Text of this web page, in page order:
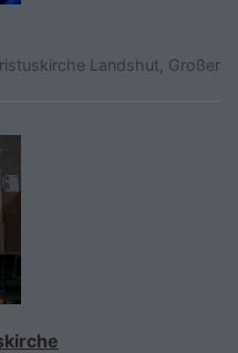
Landshut, Großer